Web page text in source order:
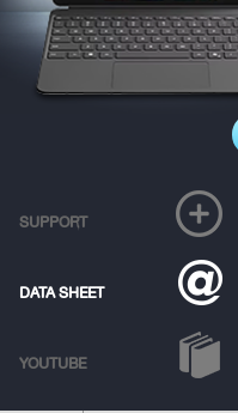
SUPPORT
DATA SHEET
YOUTUBE